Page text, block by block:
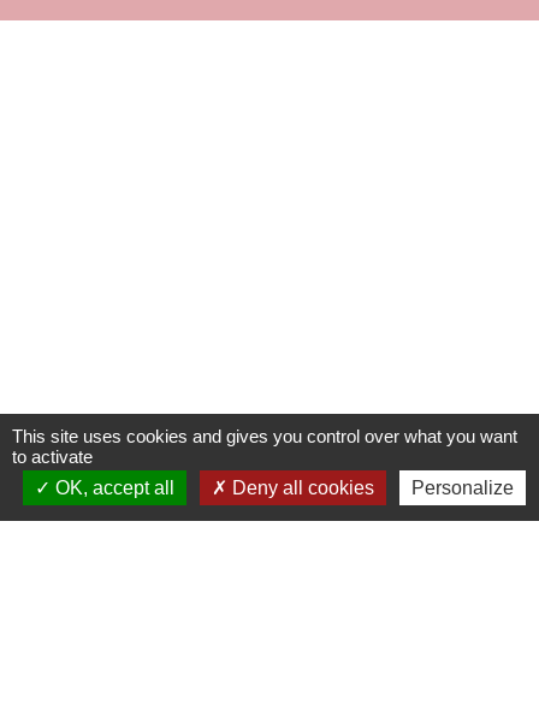
Liens
This site uses cookies and gives you control over what you want
to activate
OK, accept all
Deny all cookies Personalize